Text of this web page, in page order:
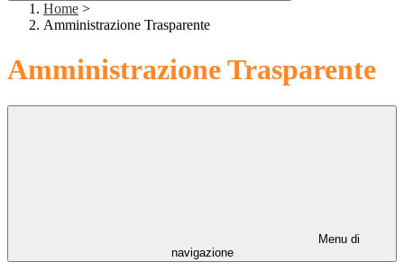
Home >
Amministrazione Trasparente
Amministrazione Trasparente
Menu di
navigazione